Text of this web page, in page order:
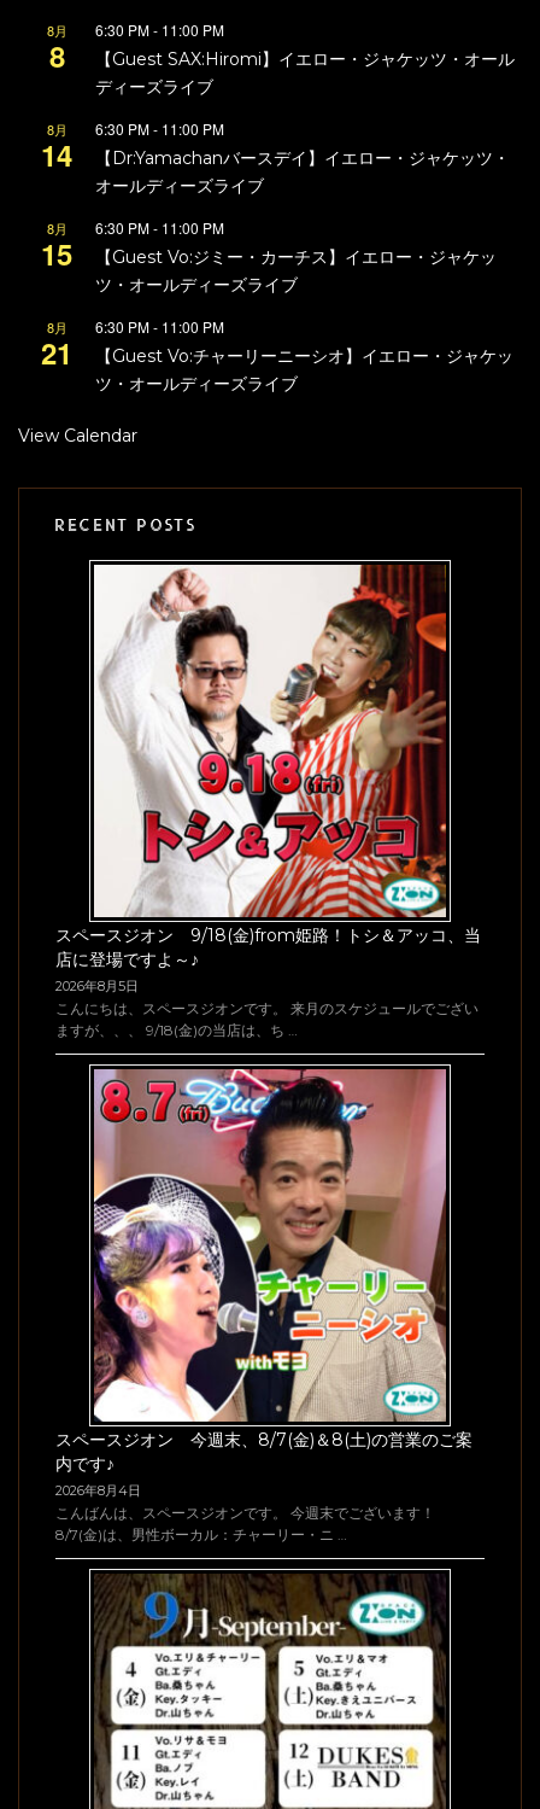
8月
8
6:30 PM- 11:00 PM
【Guest SAX:Hiromi】イエロー・ジャケッツ・オール
ディーズライブ
8月
14
6:30 PM- 11:00 PM
【Dr:Yamachanバースデイ】イエロー・ジャケッツ・
オールディーズライブ
8月
15
6:30 PM- 11:00 PM
【Guest Vo:ジミー・カーチス】イエロー・ジャケッ
ツ・オールディーズライブ
8月
21
6:30 PM- 11:00 PM
【Guest Vo:チャーリーニーシオ】イエロー・ジャケッ
ツ・オールディーズライブ
View Calendar
RECENT POSTS
スペースジオン 9/18(金)from姫路！トシ＆アッコ、当
店に登場ですよ～♪
2026年8月5日
こんにちは、スペースジオンです。 来月のスケジュールでござい
ますが、、、 9/18(金)の当店は、ち …
スペースジオン 今週末、8/7(金)＆8(土)の営業のご案
内です♪
2026年8月4日
こんばんは、スペースジオンです。 今週末でございます！
8/7(金)は、男性ボーカル：チャーリー・ニ …